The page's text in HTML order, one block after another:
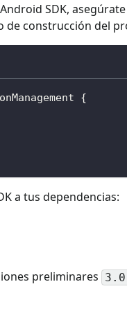
SDK,
de construcción del
{
a tus dependencias:
preliminares